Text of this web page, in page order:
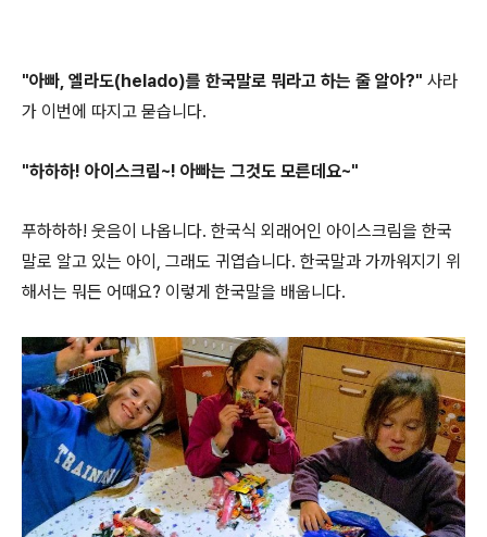
"아빠, 엘라도(helado)를 한국말로 뭐라고 하는 줄 알아?" 사라
가 이번에 따지고 묻습니다.
"하하하! 아이스크림~! 아빠는 그것도 모른데요~"
푸하하하! 웃음이 나옵니다. 한국식 외래어인 아이스크림을 한국
말로 알고 있는 아이, 그래도 귀엽습니다. 한국말과 가까워지기 위
해서는 뭐든 어때요? 이렇게 한국말을 배웁니다.